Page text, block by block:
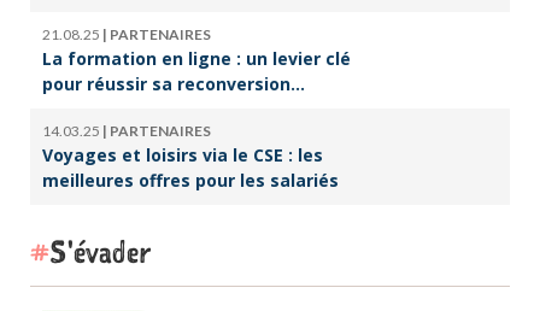
21.08.25 | PARTENAIRES
La formation en ligne : un levier clé
pour réussir sa reconversion
14.03.25 | PARTENAIRES
Voyages et loisirs via le CSE : les
meilleures offres pour les salariés
S'évader